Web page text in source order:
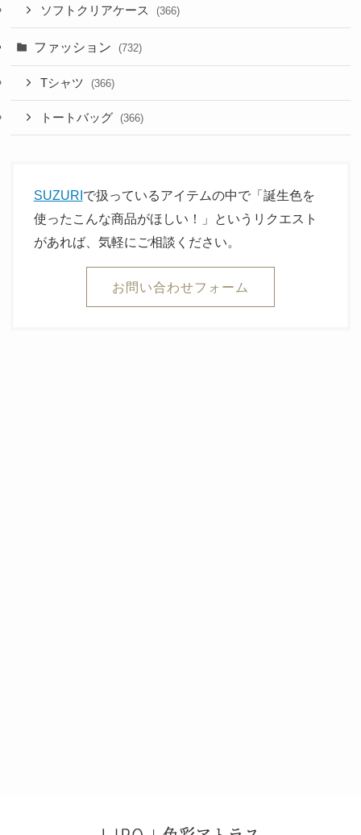
ソフトクリアケース (366)
ファッション (732)
Tシャツ (366)
トートバッグ (366)
SUZURIで扱っているアイテムの中で「誕生色を
使ったこんな商品がほしい！」というリクエスト
があれば、気軽にご相談ください。
お問い合わせフォーム